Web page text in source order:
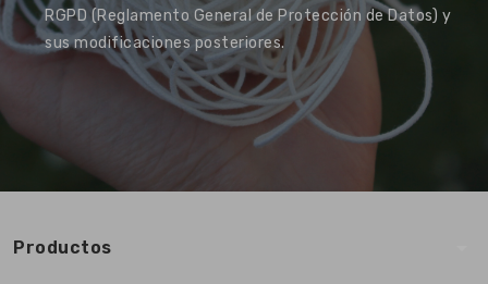
RGPD (Reglamento General de Protección de Datos) y
sus modificaciones posteriores.
Productos